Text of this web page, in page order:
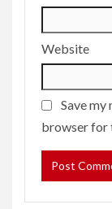
Website
Save my
browser for